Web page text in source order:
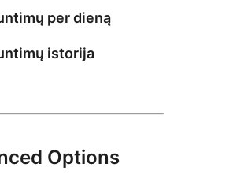
per dieną
istorija
Options